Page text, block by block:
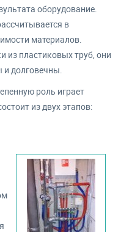
оборудование.
в
материалов.
из пластиковых труб, они
и долговечны.
роль играет
из двух этапов: